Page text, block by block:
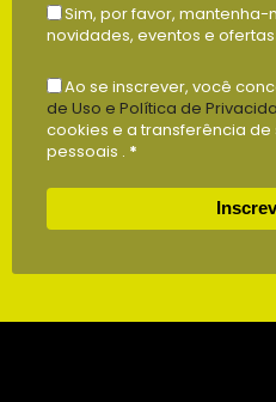
Sim, por favor,
novidades, eventos e ofertas
Ao se inscrever, você
de Uso e Política de
cookies e a transferência
pessoais . *